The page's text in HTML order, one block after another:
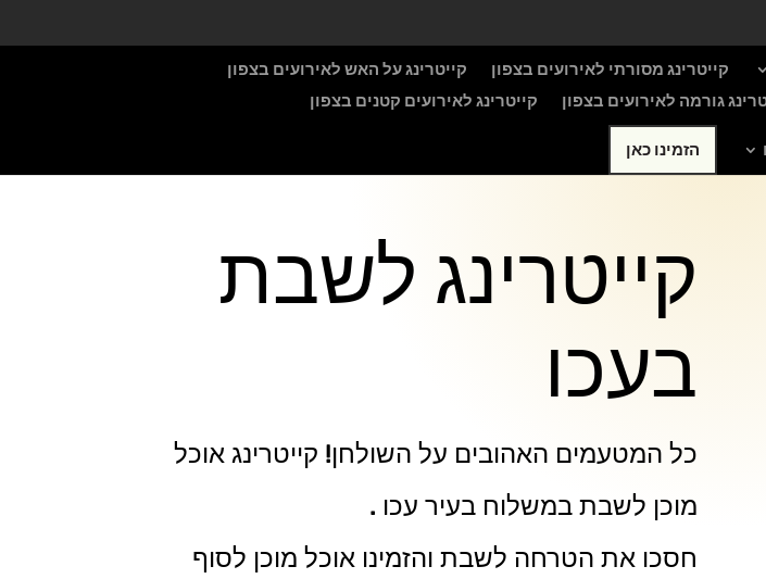
קייטרינג מסורתי לאירועים בצפון
קייטרינג על האש לאירועים בצפון
גורמה לאירועים בצפון קייטרינג לאירועים קטנים בצפון
הזמינו כאן
קייטרינג לשבת
בעכו
כל המטעמים האהובים על השולחן! קייטרינג אוכל
מוכן לשבת במשלוח בעיר עכו .
חסכו את הטרחה לשבת והזמינו אוכל מוכן לסוף